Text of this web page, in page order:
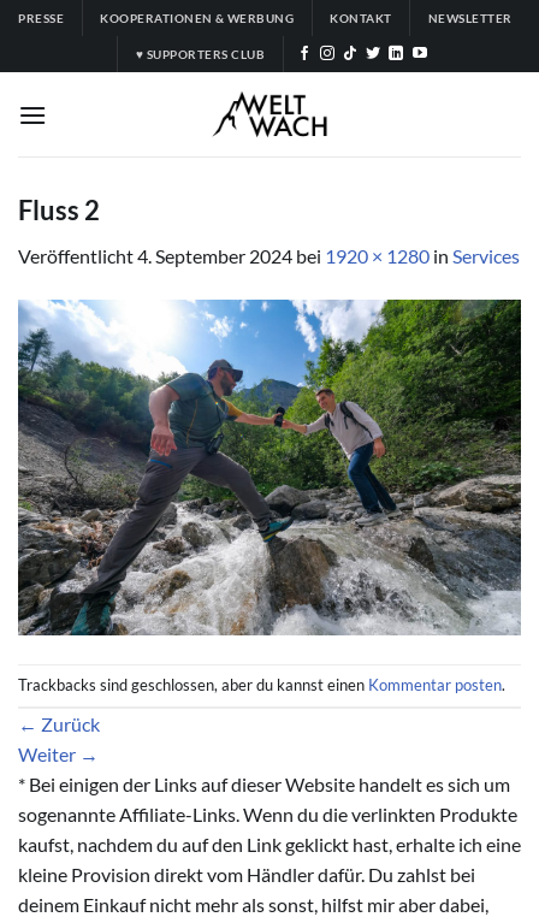
Zum
springen
PRESSE KOOPERATIONEN & WERBUNG KONTAKT NEWSLETTER
♥ SUPPORTERS CLUB
Fluss 2
Veröffentlicht4. September 2024 bei 1920 × 1280 in Services
Trackbacks sind geschlossen, aber du kannst einen Kommentar posten.
← Zurück
Weiter →
* Bei einigen der Links auf dieser Website handelt es sich um
sogenannte Affiliate-Links. Wenn du die verlinkten Produkte
kaufst, nachdem du auf den Link geklickt hast, erhalte ich eine
kleine Provision direkt vom Händler dafür. Du zahlst bei
deinem Einkauf nicht mehr als sonst, hilfst mir aber dabei,